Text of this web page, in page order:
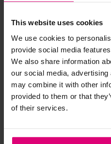
This website uses cookies
We use cookies to
provide social media
We also share information
our social media,
may combine it with other
provided to them or that
of their services.
Strijkijzer/droogtrommel:
Kledingstukken met elastine
van het strijkijzer en/of de
spijkerbroeken is elastine
niet gestreken worden en/of
Twijfels? Wij staan klaar voor